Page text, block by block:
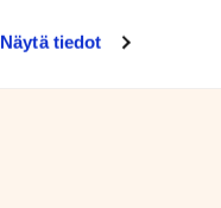
Näytä tiedot